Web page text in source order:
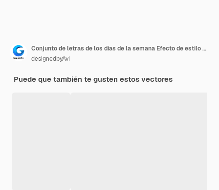
Conjunto de letras de los días de la semana Efecto de estilo de texto editable
designedbyAvi
Puede que también te gusten estos vectores